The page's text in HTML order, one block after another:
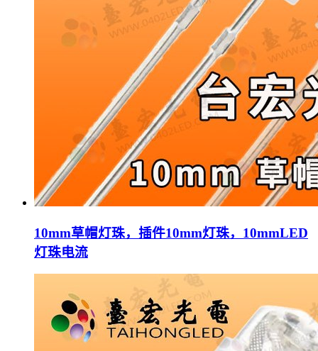
10mm草帽灯珠，插件10mm灯珠，10mmLED
灯珠电流